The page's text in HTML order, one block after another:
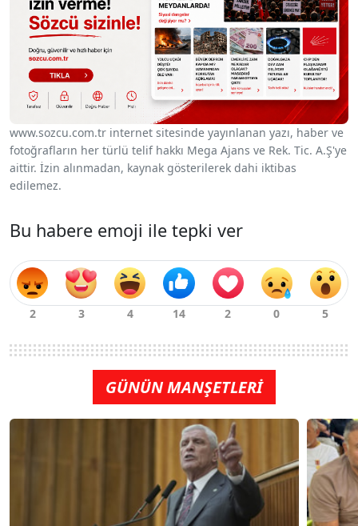
www.sozcu.com.tr internet sitesinde yayınlanan yazı, haber ve
fotoğrafların her türlü telif hakkı Mega Ajans ve Rek. Tic. A.Ş'ye
aittir. İzin alınmadan, kaynak gösterilerek dahi iktibas
edilemez.
Bu habere emoji ile tepki ver
GÜNÜN MANŞETLERİ